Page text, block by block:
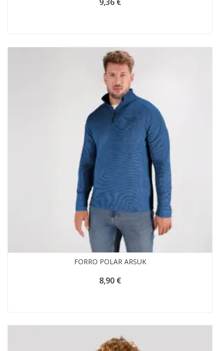
9,36 €
FORRO POLAR ARSUK
8,90 €